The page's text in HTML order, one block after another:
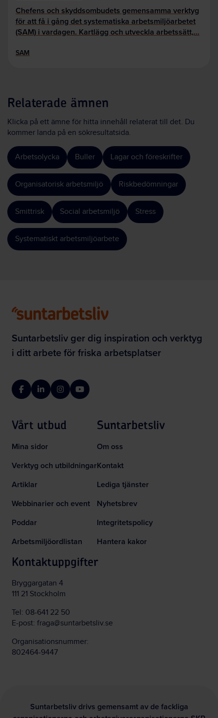
Chefens och skyddsombudets gemensamma verktyg
för att få i gång det systematiska arbetsmiljöarbetet
(SAM) i vardagen. Kartlägg och utveckla arbetssätt,…
SAM
Relaterade ämnen
Klicka på ett ämne för hitta innehåll relaterat till det. Du
kommer landa på en sökresultatsida.
Arbetsolycka Buller Lagar och föreskrifter
Organisatorisk arbetsmiljö Riskbedömningar
Smittrisk Social arbetsmiljö Stress
Systematiskt arbetsmiljöarbete
Suntarbetsliv ger dig inspiration och verktyg
i ditt arbete för friska arbetsplatser
FacebookLinkedInInstagramYouTube
Vårt utbud
Mina sidor
Verktyg och utbildningar
Artiklar
Webbinarier och event
Poddar
Arbetsmiljöordlistan
Suntarbetsliv
Om oss
Kontakt
Lediga tjänster
Nyhetsbrev
Integritetspolicy
Hantera kakor
Kontaktuppgifter
Bryggargatan 4
111 21 Stockholm
Tel: 08-641 22 50
E-post: fraga@suntarbetsliv.se
Organisationsnummer:
802464-9447
Suntarbetsliv drivs gemensamt av de fackliga